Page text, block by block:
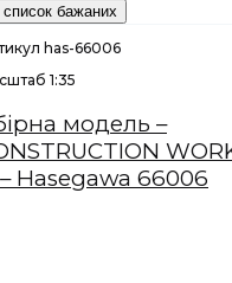
бажаних
has-66006
1:35
модель –
Hasegawa 66006